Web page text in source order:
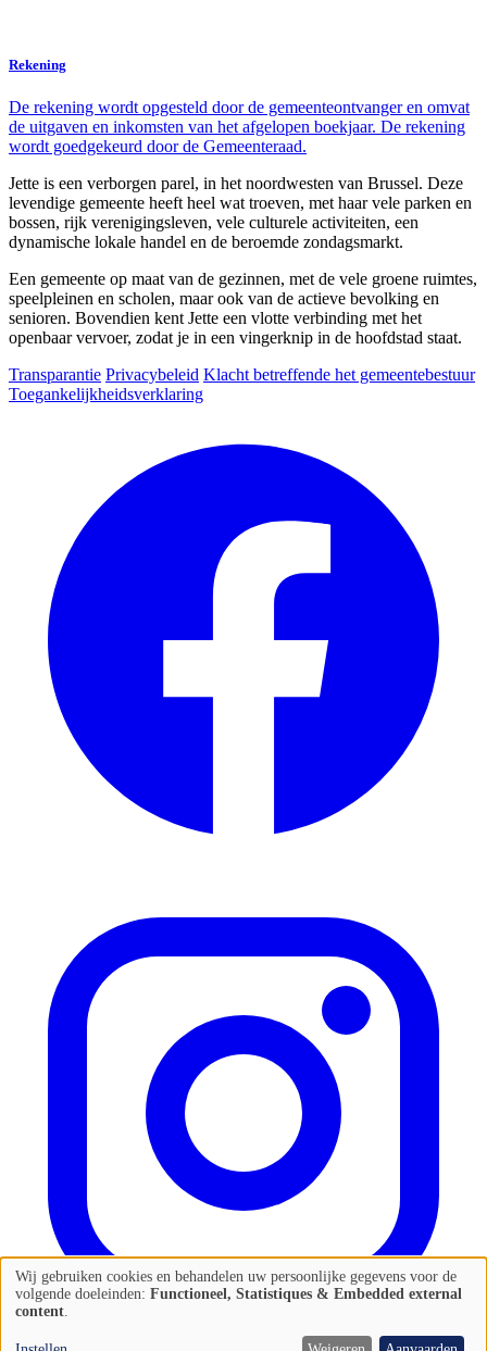
Rekening
De rekening wordt opgesteld door de gemeenteontvanger en omvat
de uitgaven en inkomsten van het afgelopen boekjaar. De rekening
wordt goedgekeurd door de Gemeenteraad.
Jette is een verborgen parel, in het noordwesten van Brussel. Deze
levendige gemeente heeft heel wat troeven, met haar vele parken en
bossen, rijk verenigingsleven, vele culturele activiteiten, een
dynamische lokale handel en de beroemde zondagsmarkt.
Een gemeente op maat van de gezinnen, met de vele groene ruimtes,
speelpleinen en scholen, maar ook van de actieve bevolking en
senioren. Bovendien kent Jette een vlotte verbinding met het
openbaar vervoer, zodat je in een vingerknip in de hoofdstad staat.
Transparantie Privacybeleid Klacht betreffende het gemeentebestuur
Toegankelijkheidsverklaring
Gebruik
van
Wij gebruiken cookies en behandelen uw persoonlijke gegevens voor de
volgende doeleinden: Functioneel, Statistiques & Embedded external
content